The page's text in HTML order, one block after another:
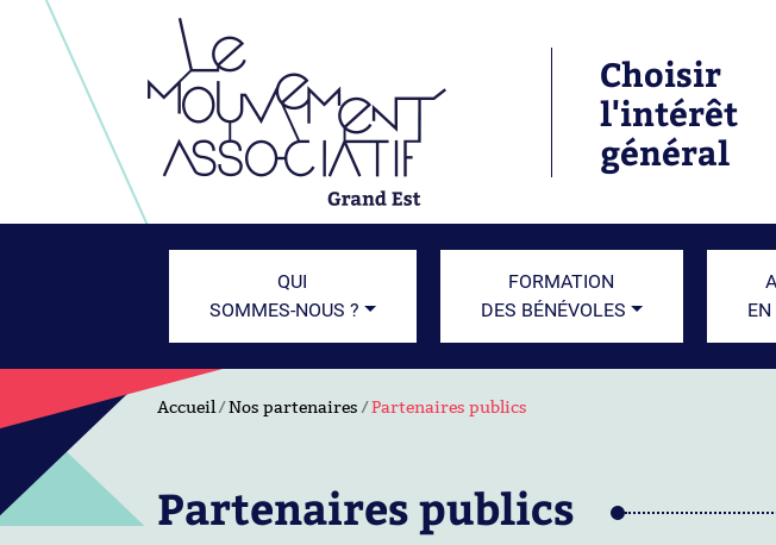
Choisir
l'intérêt
général
QUI
SOMMES-NOUS ?
FORMATION
DES BÉNÉVOLES
Accueil Nos partenaires Partenaires publics
Partenaires publics